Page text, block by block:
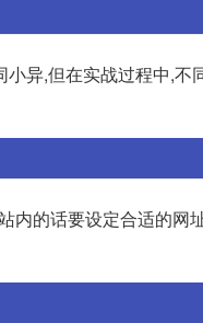
异,但在实战过程中,
内的话要设定合适的